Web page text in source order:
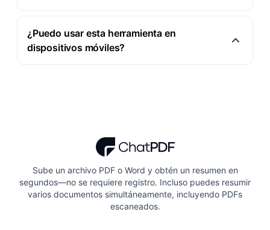
¿Puedo usar esta herramienta en
dispositivos móviles?
Sube un archivo PDF o Word y obtén un resumen en
segundos—no se requiere registro. Incluso puedes resumir
varios documentos simultáneamente, incluyendo PDFs
escaneados.